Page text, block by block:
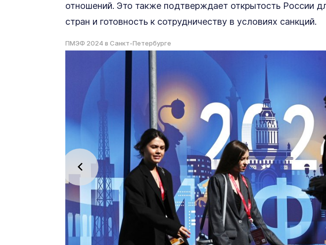
отношений. Это также подтверждает открытость России
стран и готовность к сотрудничеству в условиях санкций.
ПМЭФ 2024 в Санкт-Петербурге